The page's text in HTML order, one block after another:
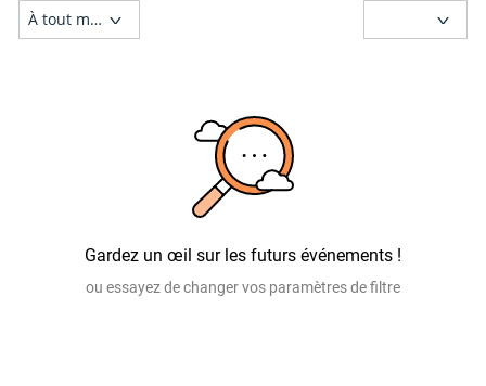
Gardez un œil sur les futurs événements !
ou essayez de changer vos paramètres de filtre